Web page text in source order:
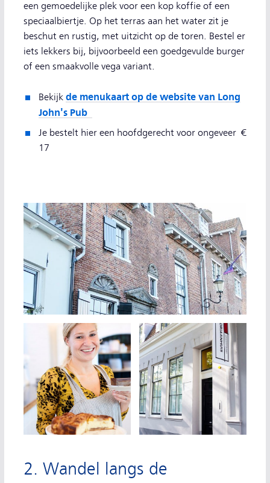
een gemoedelijke plek voor een kop koffie of een
speciaalbiertje. Op het terras aan het water zit je
beschut en rustig, met uitzicht op de toren. Bestel er
iets lekkers bij, bijvoorbeeld een goedgevulde burger
of een smaakvolle vega variant.
Bekijk de menukaart op de website van Long
John's Pub
Je bestelt hier een hoofdgerecht voor ongeveer €
17
2. Wandel langs de